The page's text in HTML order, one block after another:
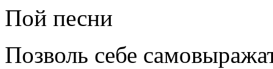
Пой песни
Позволь себе